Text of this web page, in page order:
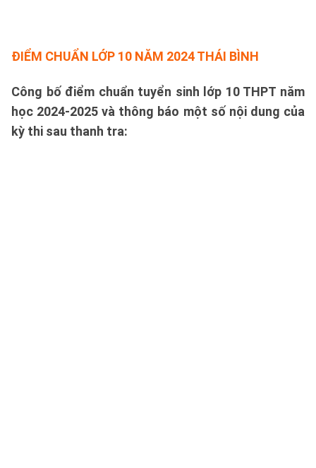
ĐIỂM CHUẨN LỚP 10 NĂM 2024 THÁI BÌNH
Công bố điểm chuẩn tuyển sinh lớp 10 THPT năm
học 2024-2025 và thông báo một số nội dung của
kỳ thi sau thanh tra: